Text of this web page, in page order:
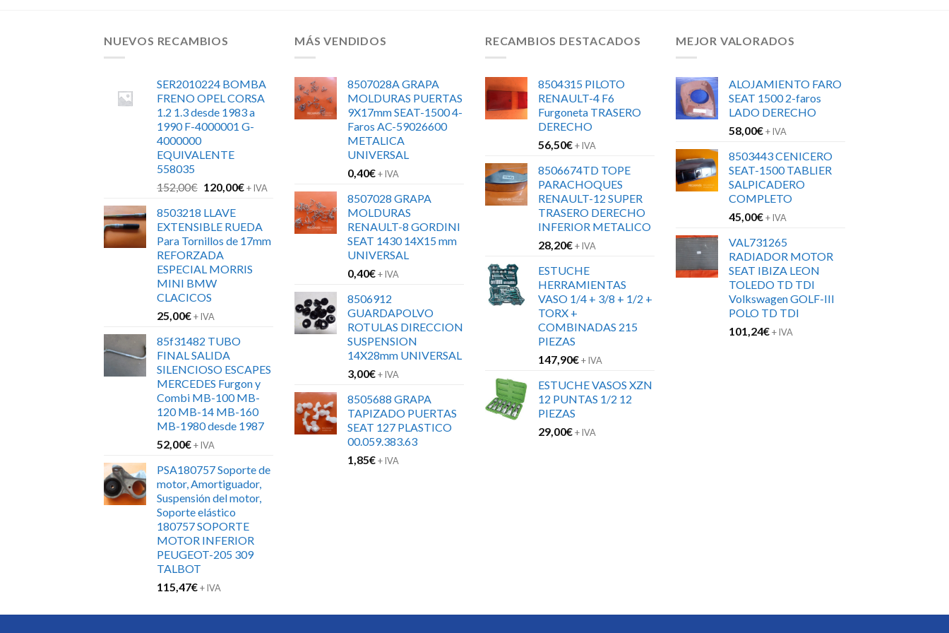
NUEVOS RECAMBIOS
SER2010224 BOMBA
FRENO OPEL CORSA
1.2 1.3 desde 1983 a
1990 F-4000001 G-
4000000
EQUIVALENTE
558035
152,00€ El
original
era:
152,00€.
120,00€El
es:
120,00€.
+ IVA
8503218 LLAVE
EXTENSIBLE RUEDA
Para Tornillos de 17mm
REFORZADA
ESPECIAL MORRIS
MINI BMW
CLACICOS
25,00€+ IVA
85f31482 TUBO
FINAL SALIDA
SILENCIOSO ESCAPES
MERCEDES Furgon y
Combi MB-100 MB-
120 MB-14 MB-160
MB-1980 desde 1987
52,00€+ IVA
PSA180757 Soporte de
motor, Amortiguador,
Suspensión del motor,
Soporte elástico
180757 SOPORTE
MOTOR INFERIOR
PEUGEOT-205 309
TALBOT
115,47€+ IVA
MÁS VENDIDOS
8507028A GRAPA
MOLDURAS PUERTAS
9X17mm SEAT-1500 4-
Faros AC-59026600
METALICA
UNIVERSAL
0,40€+ IVA
8507028 GRAPA
MOLDURAS
RENAULT-8 GORDINI
SEAT 1430 14X15 mm
UNIVERSAL
0,40€+ IVA
8506912
GUARDAPOLVO
ROTULAS DIRECCION
SUSPENSION
14X28mm UNIVERSAL
3,00€+ IVA
8505688 GRAPA
TAPIZADO PUERTAS
SEAT 127 PLASTICO
00.059.383.63
1,85€+ IVA
RECAMBIOS DESTACADOS
8504315 PILOTO
RENAULT-4 F6
Furgoneta TRASERO
DERECHO
56,50€+ IVA
8506674TD TOPE
PARACHOQUES
RENAULT-12 SUPER
TRASERO DERECHO
INFERIOR METALICO
28,20€+ IVA
ESTUCHE
HERRAMIENTAS
VASO 1/4 + 3/8 + 1/2 +
TORX +
COMBINADAS 215
PIEZAS
147,90€+ IVA
ESTUCHE VASOS XZN
12 PUNTAS 1/2 12
PIEZAS
29,00€+ IVA
MEJOR VALORADOS
ALOJAMIENTO FARO
SEAT 1500 2-faros
LADO DERECHO
58,00€+ IVA
8503443 CENICERO
SEAT-1500 TABLIER
SALPICADERO
COMPLETO
45,00€+ IVA
VAL731265
RADIADOR MOTOR
SEAT IBIZA LEON
TOLEDO TD TDI
Volkswagen GOLF-III
POLO TD TDI
101,24€+ IVA